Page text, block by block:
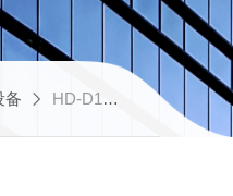
备 HD-D125HD-D125轮子摩擦试验机